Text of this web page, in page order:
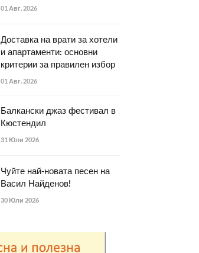
01 Авг. 2026
Доставка на врати за хотели
и апартаменти: основни
критерии за правилен избор
01 Авг. 2026
Балкански джаз фестивал в
Кюстендил
31 Юли 2026
Чуйте най-новата песен на
Васил Найденов!
30 Юли 2026